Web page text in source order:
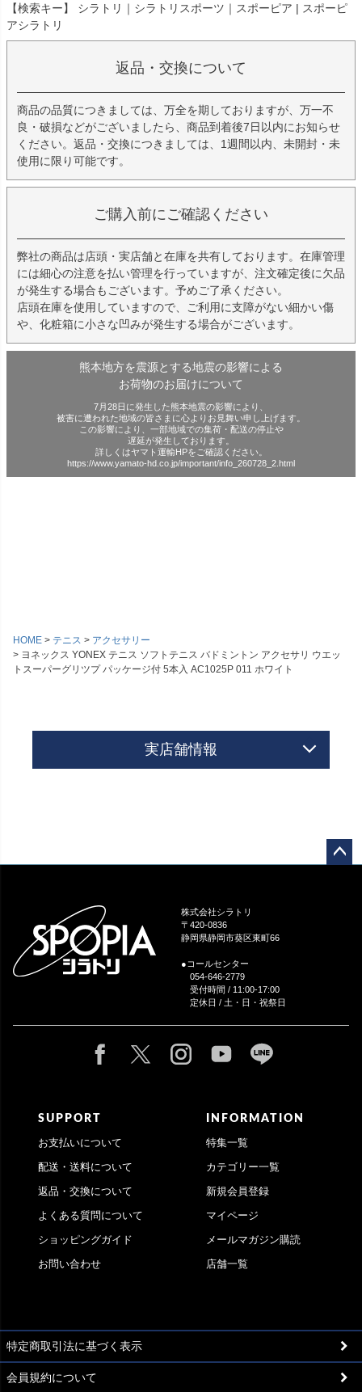
【検索キー】 シラトリ｜シラトリスポーツ｜スポーピア | スポーピ
アシラトリ
返品・交換について
商品の品質につきましては、万全を期しておりますが、万一不
良・破損などがございましたら、商品到着後7日以内にお知らせ
ください。返品・交換につきましては、1週間以内、未開封・未
使用に限り可能です。
ご購入前にご確認ください
弊社の商品は店頭・実店舗と在庫を共有しております。在庫管理
には細心の注意を払い管理を行っていますが、注文確定後に欠品
が発生する場合もございます。予めご了承ください。
店頭在庫を使用していますので、ご利用に支障がない細かい傷
や、化粧箱に小さな凹みが発生する場合がございます。
熊本地方を震源とする地震の影響による
お荷物のお届けについて
7月28日に発生した熊本地震の影響により、
被害に遭われた地域の皆さまに心よりお見舞い申し上げます。
この影響により、一部地域での集荷・配送の停止や
遅延が発生しております。
詳しくはヤマト運輸HPをご確認ください。
https://www.yamato-hd.co.jp/important/info_260728_2.html
HOME テニス
アクセサリー
ヨネックス YONEX テニス ソフトテニス バドミントン アクセサリ ウエッ
トスーパーグリツプ パッケージ付 5本入 AC1025P 011 ホワイト
実店舗情報
株式会社シラトリ
〒420-0836
静岡県静岡市葵区東町66
●コールセンター
054-646-2779
受付時間 / 11:00-17:00
定休日 / 土・日・祝祭日
SUPPORT
お支払いについて
配送・送料について
返品・交換について
よくある質問について
ショッピングガイド
お問い合わせ
INFORMATION
特集一覧
カテゴリー一覧
新規会員登録
マイページ
メールマガジン購読
店舗一覧
特定商取引法に基づく表示
会員規約について